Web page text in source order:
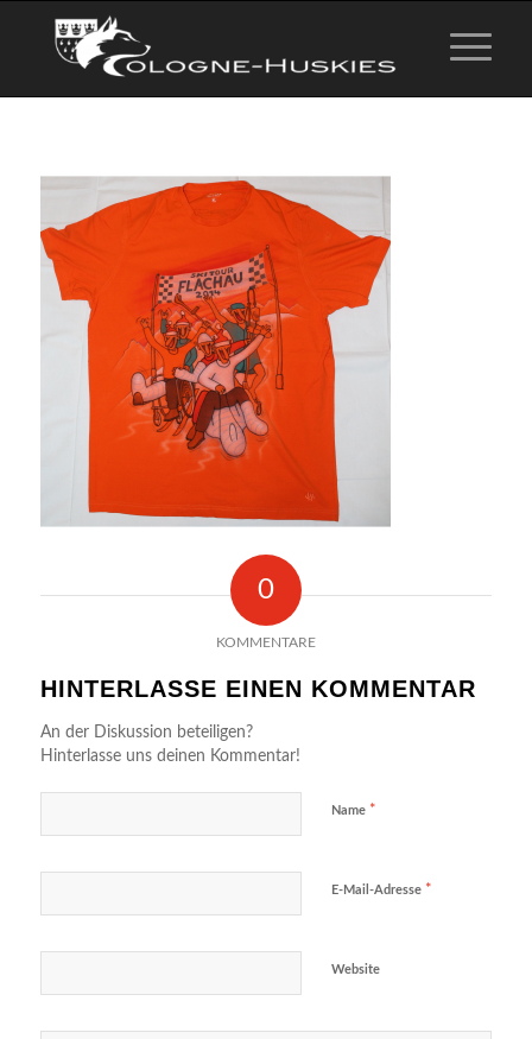
0
KOMMENTARE
HINTERLASSE EINEN KOMMENTAR
An der Diskussion beteiligen?
Hinterlasse uns deinen Kommentar!
Name *
E-Mail-Adresse *
Website